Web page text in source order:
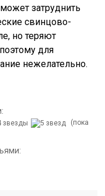
затруднить
свинцово-
но теряют
для
нежелательно.
(пока